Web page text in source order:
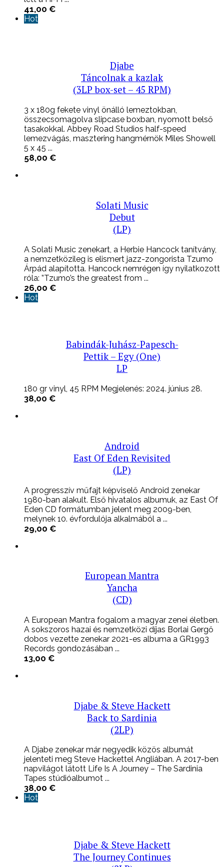
41,00 €
Hot
Djabe
Táncolnak a kazlak
(3LP box-set – 45 RPM)
3 x 180g fekete vinyl önálló lemeztokban,
összecsomagolva slipcase boxban, nyomott belső
tasakokkal. Abbey Road Studios half-speed
lemezvágás, masztering hangmérnök Miles Showell
5 x 45 ...
58,00 €
Solati Music
Debut
(LP)
A Solati Music zenekart, a Herbie Hancock tanítvány,
a nemzetközileg is elismert jazz-zongorista Tzumo
Árpád alapította. Hancock nemrégen így nyilatkozott
róla: ”Tzumo’s the greatest from ...
26,00 €
Hot
Babindák-Juhász-Papesch-
Pettik – Egy (One)
LP
180 gr vinyl, 45 RPM Megjelenés: 2024. június 28.
38,00 €
Android
East Of Eden Revisited
(LP)
A progresszív műfajt képviselő Android zenekar
1980-ban alakult. Első hivatalos albumuk, az East Of
Eden CD formátumban jelent meg 2009-ben,
melynek 10. évfordulója alkalmából a ...
29,00 €
European Mantra
Yancha
(CD)
A European Mantra fogalom a magyar zenei életben.
A sokszoros hazai és nemzetközi díjas Borlai Gergő
dobos vezette zenekar 2021-es albuma a GR1993
Records gondozásában ...
13,00 €
Djabe & Steve Hackett
Back to Sardinia
(2LP)
A Djabe zenekar már negyedik közös albumát
jelenteti meg Steve Hackettel Angliában. A 2017-ben
napvilágot látott Life Is A Journey – The Sardinia
Tapes stúdióalbumot ...
38,00 €
Hot
Djabe & Steve Hackett
The Journey Continues